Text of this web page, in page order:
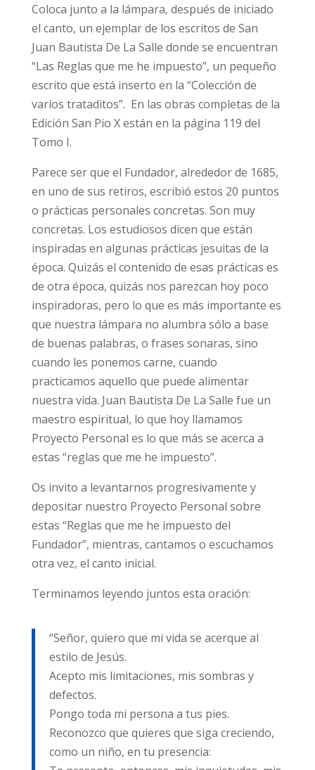
Coloca junto a la lámpara, después de iniciado
el canto, un ejemplar de los escritos de San
Juan Bautista De La Salle donde se encuentran
“Las Reglas que me he impuesto”, un pequeño
escrito que está inserto en la “Colección de
varios trataditos”. En las obras completas de la
Edición San Pio X están en la página 119 del
Tomo I.
Parece ser que el Fundador, alrededor de 1685,
en uno de sus retiros, escribió estos 20 puntos
o prácticas personales concretas. Son muy
concretas. Los estudiosos dicen que están
inspiradas en algunas prácticas jesuitas de la
época. Quizás el contenido de esas prácticas es
de otra época, quizás nos parezcan hoy poco
inspiradoras, pero lo que es más importante es
que nuestra lámpara no alumbra sólo a base
de buenas palabras, o frases sonaras, sino
cuando les ponemos carne, cuando
practicamos aquello que puede alimentar
nuestra vida. Juan Bautista De La Salle fue un
maestro espiritual, lo que hoy llamamos
Proyecto Personal es lo que más se acerca a
estas “reglas que me he impuesto”.
Os invito a levantarnos progresivamente y
depositar nuestro Proyecto Personal sobre
estas “Reglas que me he impuesto del
Fundador”, mientras, cantamos o escuchamos
otra vez, el canto inicial.
Terminamos leyendo juntos esta oración:
“Señor, quiero que mi vida se acerque al
estilo de Jesús.
Acepto mis limitaciones, mis sombras y
defectos.
Pongo toda mi persona a tus pies.
Reconozco que quieres que siga creciendo,
como un niño, en tu presencia: